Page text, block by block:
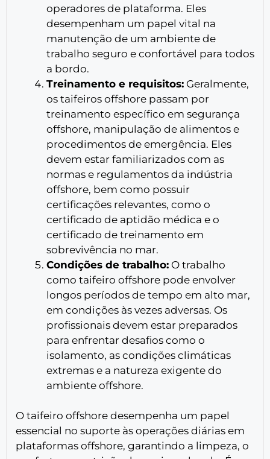
operadores de plataforma. Eles
desempenham um papel vital na
manutenção de um ambiente de
trabalho seguro e confortável para todos
a bordo.
Treinamento e requisitos: Geralmente,
os taifeiros offshore passam por
treinamento específico em segurança
offshore, manipulação de alimentos e
procedimentos de emergência. Eles
devem estar familiarizados com as
normas e regulamentos da indústria
offshore, bem como possuir
certificações relevantes, como o
certificado de aptidão médica e o
certificado de treinamento em
sobrevivência no mar.
Condições de trabalho: O trabalho
como taifeiro offshore pode envolver
longos períodos de tempo em alto mar,
em condições às vezes adversas. Os
profissionais devem estar preparados
para enfrentar desafios como o
isolamento, as condições climáticas
extremas e a natureza exigente do
ambiente offshore.
O taifeiro offshore desempenha um papel
essencial no suporte às operações diárias em
plataformas offshore, garantindo a limpeza, o